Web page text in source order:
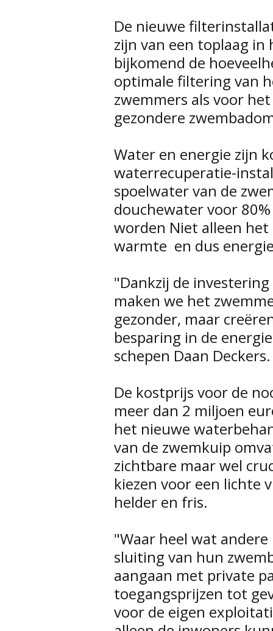
De nieuwe
zijn van een toplaag
bijkomend de
optimale filtering van
zwemmers als voor
gezondere
Water en energie zijn
waterrecuperatie-
spoelwater van de
douchewater voor
worden Niet alleen
warmte  en dus
"Dankzij de
maken we het
gezonder, maar
besparing in de
schepen Daan Deckers.
De kostprijs voor de
meer dan 2 miljoen
het nieuwe
van de zwemkuip
zichtbare maar wel
kiezen voor een lichte
helder en fris.
"Waar heel wat
sluiting van hun
aangaan met private
toegangsprijzen tot
voor de eigen